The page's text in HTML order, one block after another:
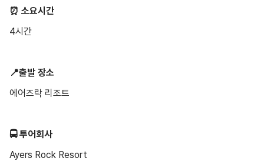
⏰ 소요시간
4시간
📍출발 장소
에어즈락 리조트
🚍 투어회사
Ayers Rock Resort